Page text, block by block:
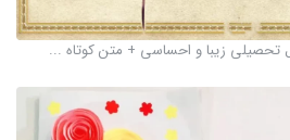
تحصیلی زیبا و احساسی + متن کوتاه ...